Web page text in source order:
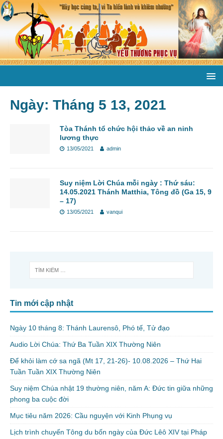
Ngày: Tháng 5 13, 2021
Tòa Thánh tổ chức hội thảo về an ninh
lương thực
13/05/2021 admin
Suy niệm Lời Chúa mỗi ngày : Thứ sáu:
14.05.2021 Thánh Matthia, Tông đồ (Ga 15, 9
– 17)
13/05/2021 vanqui
Tin mới cập nhật
Ngày 10 tháng 8: Thánh Laurensô, Phó tế, Tử đạo
Audio Lời Chúa: Thứ Ba Tuần XIX Thường Niên
Để khỏi làm cớ sa ngã (Mt 17, 21-26)- 10.08.2026 – Thứ Hai
Tuần Tuần XIX Thường Niên
Suy niệm Chúa nhật 19 thường niên, năm A: Đức tin giữa những
phong ba cuộc đời
Mục tiêu năm 2026: Cầu nguyện với Kinh Phụng vụ
Lịch trình chuyến Tông du bốn ngày của Đức Lêô XIV tại Pháp